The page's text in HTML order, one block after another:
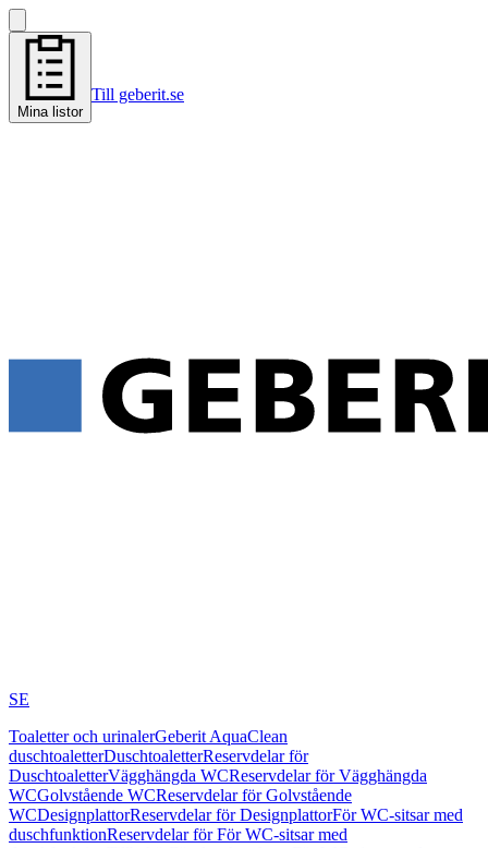
Mina listor
Till geberit.se
SE
Toaletter och urinalerGeberit AquaClean
duschtoaletterDuschtoaletterReservdelar för
DuschtoaletterVägghängda WCReservdelar för Vägghängda
WCGolvstående WCReservdelar för Golvstående
WCDesignplattorReservdelar för DesignplattorFör WC-sitsar med
duschfunktionReservdelar för För WC-sitsar med